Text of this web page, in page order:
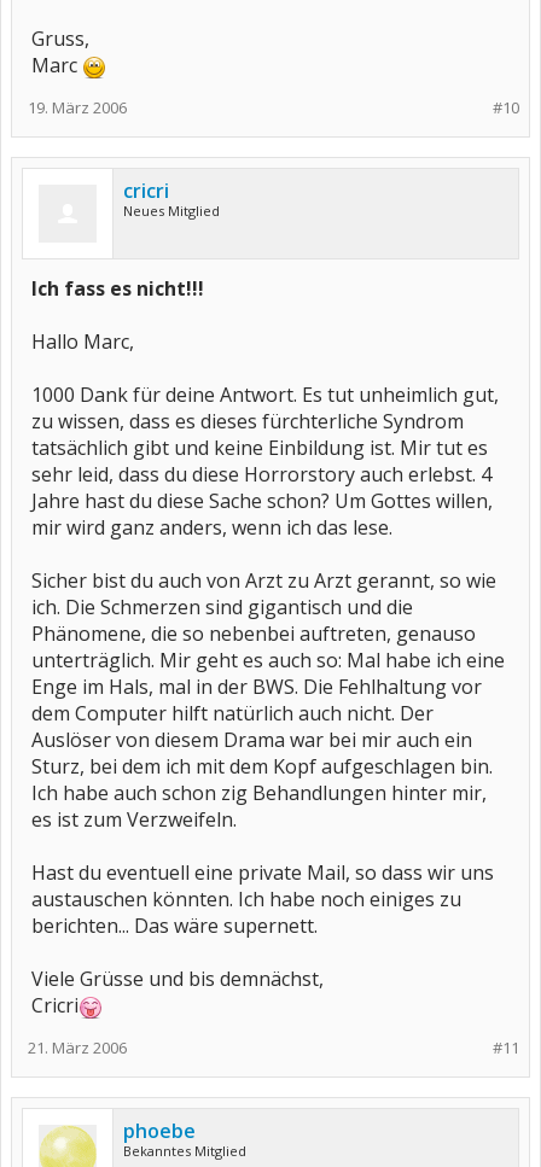
Gruss,
Marc
#10
19. März 2006
cricri
Neues Mitglied
Ich fass es nicht!!!
Hallo Marc,
1000 Dank für deine Antwort. Es tut unheimlich gut,
zu wissen, dass es dieses fürchterliche Syndrom
tatsächlich gibt und keine Einbildung ist. Mir tut es
sehr leid, dass du diese Horrorstory auch erlebst. 4
Jahre hast du diese Sache schon? Um Gottes willen,
mir wird ganz anders, wenn ich das lese.
Sicher bist du auch von Arzt zu Arzt gerannt, so wie
ich. Die Schmerzen sind gigantisch und die
Phänomene, die so nebenbei auftreten, genauso
unterträglich. Mir geht es auch so: Mal habe ich eine
Enge im Hals, mal in der BWS. Die Fehlhaltung vor
dem Computer hilft natürlich auch nicht. Der
Auslöser von diesem Drama war bei mir auch ein
Sturz, bei dem ich mit dem Kopf aufgeschlagen bin.
Ich habe auch schon zig Behandlungen hinter mir,
es ist zum Verzweifeln.
Hast du eventuell eine private Mail, so dass wir uns
austauschen könnten. Ich habe noch einiges zu
berichten... Das wäre supernett.
Viele Grüsse und bis demnächst,
Cricri
#11
21. März 2006
phoebe
Bekanntes Mitglied